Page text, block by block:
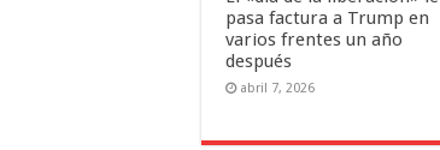
pasa factura a Trump en
varios frentes un año
después
abril 7, 2026